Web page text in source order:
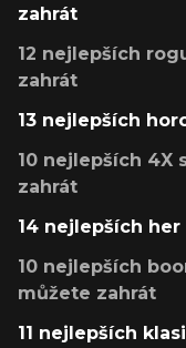
zahrát
12 nejlepších
zahrát
13 nejlepších
10 nejlepších 4X
zahrát
14 nejlepších
10 nejlepších
můžete zahrát
11 nejlepších